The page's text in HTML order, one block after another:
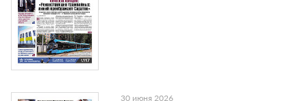
30 июня 2026